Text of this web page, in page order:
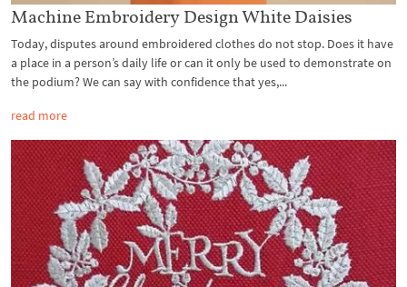
Machine Embroidery Design White Daisies
Today, disputes around embroidered clothes do not stop. Does it have
a place in a person’s daily life or can it only be used to demonstrate on
the podium? We can say with confidence that yes,...
read more